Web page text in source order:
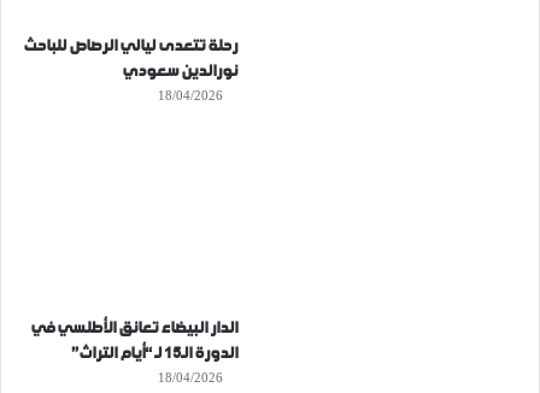
رحلة تتعدى ليالي الرصاص للباحث
نورالدين سعودي
18/04/2026
الدار البيضاء تعانق الأطلسي في
الدورة الـ15 لـ “أيام التراث”
18/04/2026